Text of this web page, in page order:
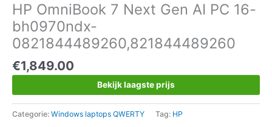
HP OmniBook 7 Next Gen AI PC 16-
bh0970ndx-
0821844489260,821844489260
€1,849.00
Bekijk laagste prijs
Categorie: Windows laptops QWERTY Tag: HP